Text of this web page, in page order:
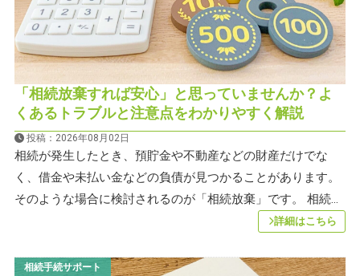
「相続放棄すれば安心」と思っていませんか？よ
くあるトラブルと注意点をわかりやすく解説
投稿：2026年08月02日
相続が発生したとき、預貯金や不動産などの財産だけでな
く、借金や未払い金などの負債が見つかることがあります。
そのような場合に検討されるのが「相続放棄」です。 相続...
詳細はこちら
相続手続サポート